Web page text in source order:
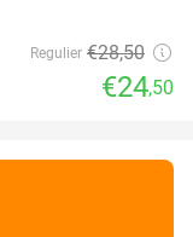
Regulier €28,50
€24,50